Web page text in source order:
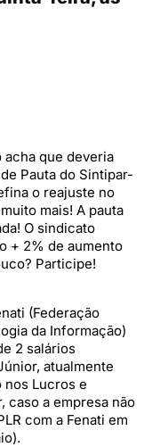
acha que deveria
Pauta do Sintipar-
o reajuste no
mais! A pauta
O sindicato
+ 2% de aumento
Participe!
(Federação
da Informação)
2 salários
atualmente
nos Lucros e
caso a empresa não
com a Fenati em